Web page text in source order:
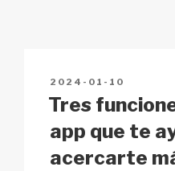
n
k
o
k
POSTED
ON
2024-01-10
Tres
app que te
acercarte